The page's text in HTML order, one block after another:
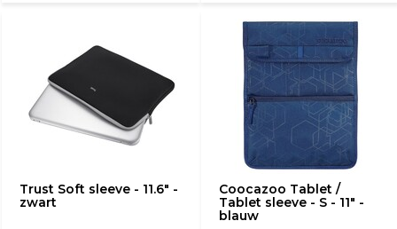
Trust Soft sleeve - 11.6" -
zwart
Coocazoo Tablet /
Tablet sleeve - S - 11" -
blauw